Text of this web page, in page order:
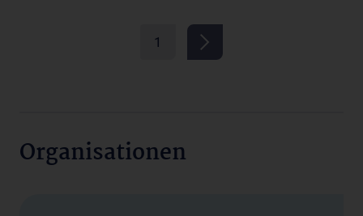
1
Organisationen